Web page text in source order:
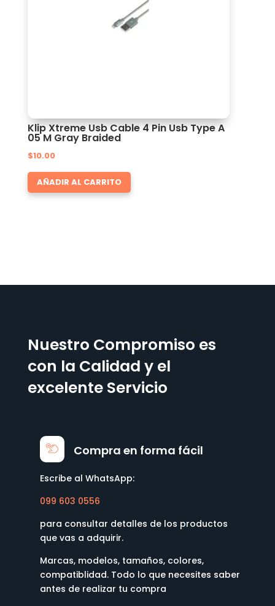
Klip Xtreme Usb Cable 4 Pin Usb Type A
05 M Gray Braided
$10.00
AÑADIR AL CARRITO
Nuestro Compromiso es
con la Calidad y el
excelente Servicio
Compra en forma fácil
Escribe al WhatsApp:
099 603 0556
para consultar detalles de los productos
que vas a adquirir.
Marcas, modelos, tamaños, colores,
compatiblidad. Todo lo que necesites saber
antes de realizar tu compra